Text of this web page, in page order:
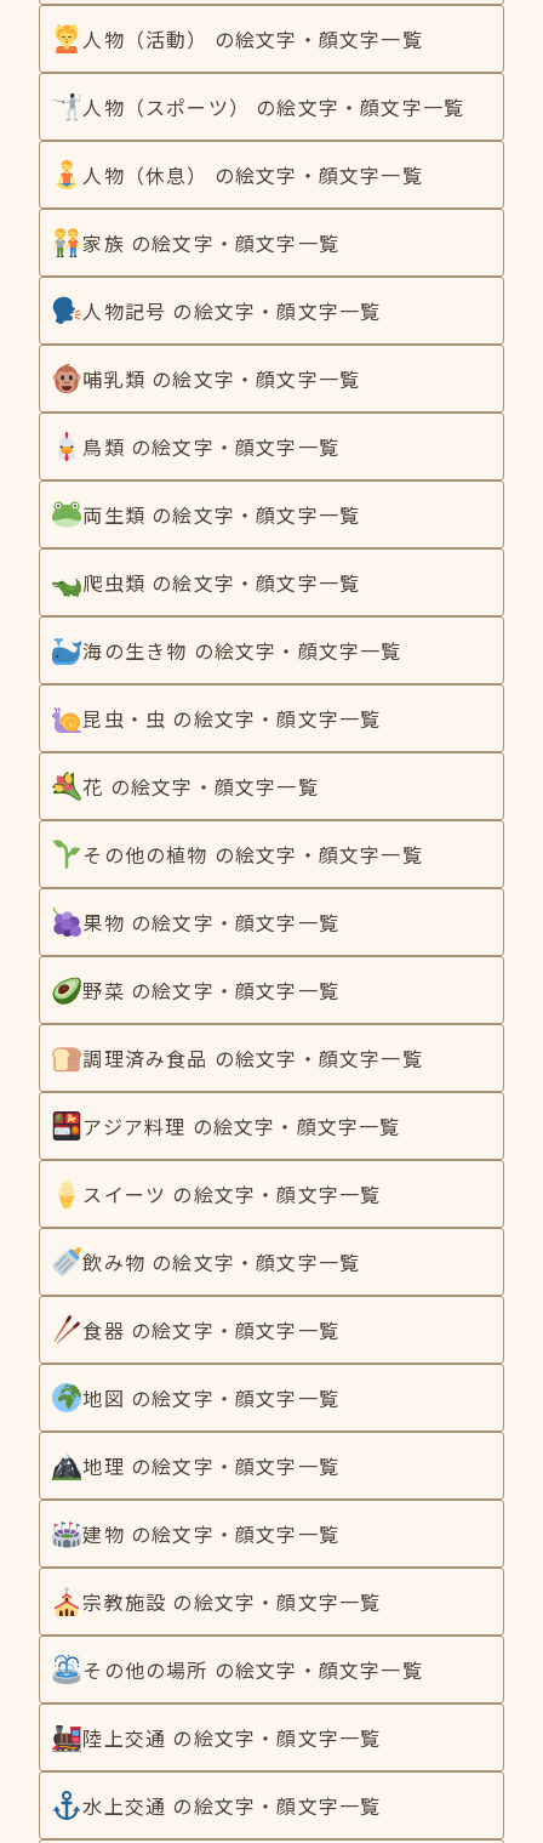
人物（活動） の絵文字・顔文字一覧
人物（スポーツ） の絵文字・顔文字一覧
人物（休息） の絵文字・顔文字一覧
家族 の絵文字・顔文字一覧
人物記号 の絵文字・顔文字一覧
哺乳類 の絵文字・顔文字一覧
鳥類 の絵文字・顔文字一覧
両生類 の絵文字・顔文字一覧
爬虫類 の絵文字・顔文字一覧
海の生き物 の絵文字・顔文字一覧
昆虫・虫 の絵文字・顔文字一覧
花 の絵文字・顔文字一覧
その他の植物 の絵文字・顔文字一覧
果物 の絵文字・顔文字一覧
野菜 の絵文字・顔文字一覧
調理済み食品 の絵文字・顔文字一覧
アジア料理 の絵文字・顔文字一覧
スイーツ の絵文字・顔文字一覧
飲み物 の絵文字・顔文字一覧
食器 の絵文字・顔文字一覧
地図 の絵文字・顔文字一覧
地理 の絵文字・顔文字一覧
建物 の絵文字・顔文字一覧
宗教施設 の絵文字・顔文字一覧
その他の場所 の絵文字・顔文字一覧
陸上交通 の絵文字・顔文字一覧
水上交通 の絵文字・顔文字一覧